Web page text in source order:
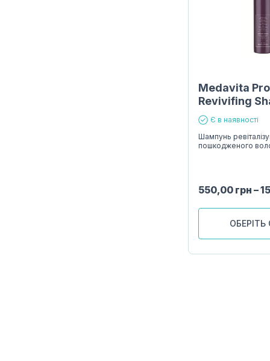
Medavita
Revivifing
Є в наявності
Шампунь
пошкодженого
550,00 грн –
ОБЕРІТЬ